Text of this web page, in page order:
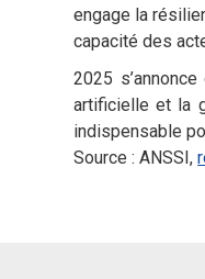
engage la
capacité des
2025
artificielle et la
indispensable
Source : ANSSI,